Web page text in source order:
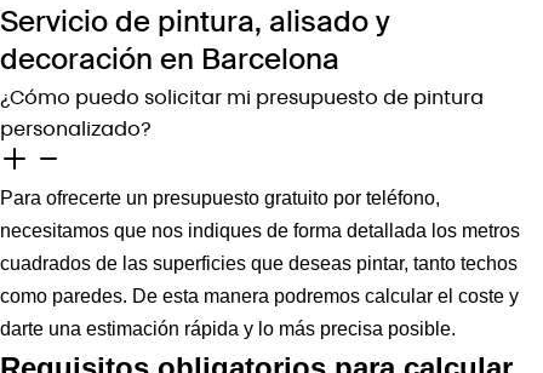
Servicio de pintura, alisado y
decoración en Barcelona
¿Cómo puedo solicitar mi presupuesto de pintura
personalizado?
Para ofrecerte un presupuesto gratuito por teléfono,
necesitamos que nos indiques de forma detallada los metros
cuadrados de las superficies que deseas pintar, tanto techos
como paredes. De esta manera podremos calcular el coste y
darte una estimación rápida y lo más precisa posible.